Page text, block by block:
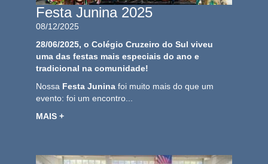
Festa Junina 2025
08/12/2025
28/06/2025, o Colégio Cruzeiro do Sul viveu
uma das festas mais especiais do ano e
tradicional na comunidade!
Nossa Festa Junina foi muito mais do que um
evento: foi um encontro...
MAIS +